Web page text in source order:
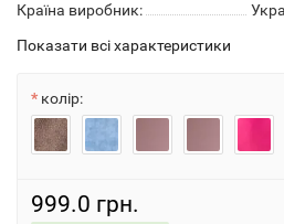
Країна виробник:
Показати всі характеристики
колір:
999.0 грн.